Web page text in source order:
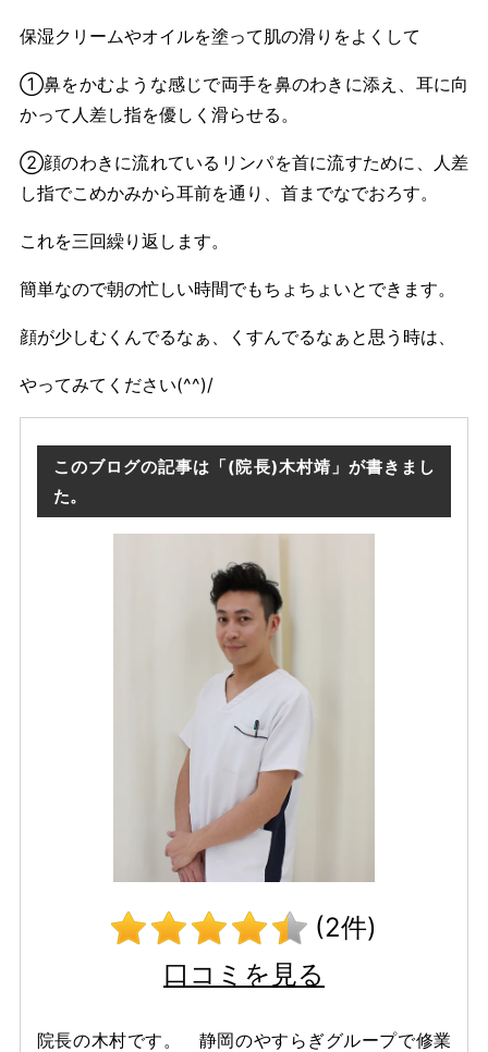
保湿クリームやオイルを塗って肌の滑りをよくして
①鼻をかむような感じで両手を鼻のわきに添え、耳に向
かって人差し指を優しく滑らせる。
➁顔のわきに流れているリンパを首に流すために、人差
し指でこめかみから耳前を通り、首までなでおろす。
これを三回繰り返します。
簡単なので朝の忙しい時間でもちょちょいとできます。
顔が少しむくんでるなぁ、くすんでるなぁと思う時は、
やってみてください(^^)/
このブログの記事は「(院長)木村靖」が書きまし
た。
(2件)
口コミを見る
院長の木村です。 静岡のやすらぎグループで修業